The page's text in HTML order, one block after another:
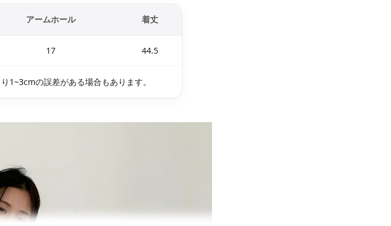
アームホール 着丈
17 44.5
1~3cmの誤差がある場合もあります。